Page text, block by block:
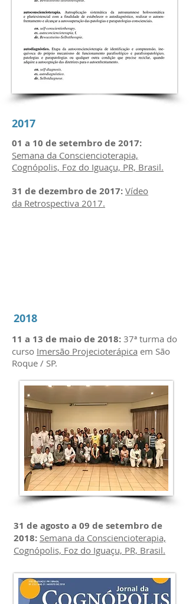
2017
01 a 10 de setembro de 2017:
Semana da Consciencioterapia,
Cognópolis, Foz do Iguaçu, PR, Brasil.
31 de dezembro de 2017: Vídeo
da Retrospectiva 2017.
2018
11 a 13 de maio de 2018: 37ª turma do
curso Imersão Projecioterápica em São
Roque / SP.
31 de agosto a 09 de setembro de
2018: Semana da Consciencioterapia,
Cognópolis, Foz do Iguaçu, PR, Brasil.